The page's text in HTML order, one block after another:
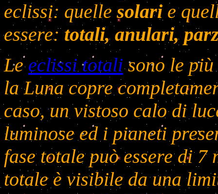
eclissi: quellesolari e
essere:totali, anulari,
Leeclissi totali sono le
la Luna copre
caso, un vistoso calo di
luminose ed i pianeti
fase totale può essere di
totale è visibile da una